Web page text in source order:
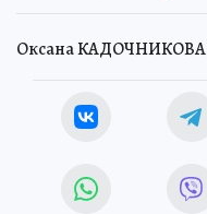
Оксана КАДОЧНИКОВА